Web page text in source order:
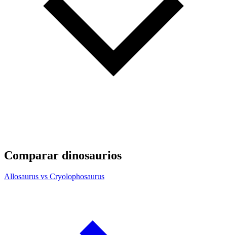
Comparar dinosaurios
Allosaurus vs Cryolophosaurus